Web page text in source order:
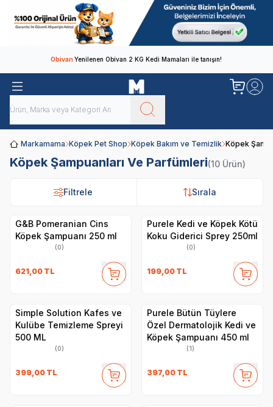
ObivanYenilenen Obivan 2 KG Kedi Mamaları ile tanışın!
Markamama Köpek Pet Shop Köpek Bakım ve Temizlik Köpek
Köpek Şampuanları Ve Parfümleri(10 Ürün)
Filtrele Sırala
Filtrele Sırala
G&B Pomeranian Cins
Köpek Şampuanı 250 ml
(0)
621,00 TL
Purele Kedi ve Köpek Kötü
Koku Giderici Sprey 250ml
(0)
199,00 TL
Simple Solution Kafes ve
Kulübe Temizleme Spreyi
500 ML
(0)
399,00 TL
Purele Bütün Tüylere
Özel Dermatolojik Kedi ve
Köpek Şampuanı 450 ml
(1)
397,00 TL